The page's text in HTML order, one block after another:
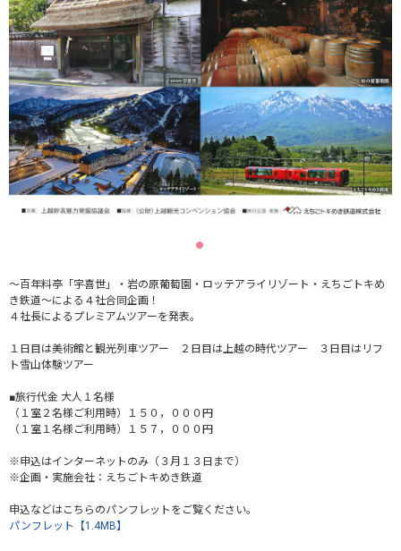
～百年料亭「宇喜世」・岩の原葡萄園・ロッテアライリゾート・えちごトキめ
き鉄道～による４社合同企画！
４社長によるプレミアムツアーを発表。
１日目は美術館と観光列車ツアー ２日目は上越の時代ツアー ３日目はリフ
ト雪山体験ツアー
■旅行代金 大人１名様
（１室２名様ご利用時）１５０，０００円
（１室１名様ご利用時）１５７，０００円
※申込はインターネットのみ（３月１３日まで）
※企画・実施会社：えちごトキめき鉄道
申込などはこちらのパンフレットをご覧ください。
パンフレット【1.4MB】